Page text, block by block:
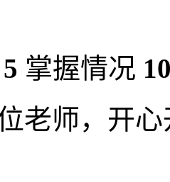
5 掌握情况
老师，开心